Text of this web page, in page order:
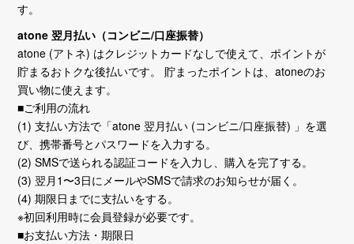
す。
atone 翌月払い（コンビニ/口座振替）
atone (アトネ) はクレジットカードなしで使えて、ポイントが
貯まるおトクな後払いです。 貯まったポイントは、atoneのお
買い物に使えます。
■ご利用の流れ
(1) 支払い方法で「atone 翌月払い (コンビニ/口座振替) 」を選
び、携帯番号とパスワードを入力する。
(2) SMSで送られる認証コードを入力し、購入を完了する。
(3) 翌月1〜3日にメールやSMSで請求のお知らせが届く。
(4) 期限日までに支払いをする。
※初回利用時に会員登録が必要です。
■お支払い方法・期限日